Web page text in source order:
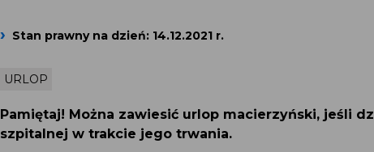
Stan prawny na dzień: 14.12.2021 r.
URLOP
Pamiętaj! Można zawiesić urlop macierzyński, jeśli
szpitalnej w trakcie jego trwania.